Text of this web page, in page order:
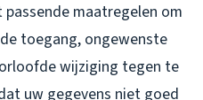
maatregelen om
toegang, ongewenste
wijziging tegen te
uw gegevens niet goed